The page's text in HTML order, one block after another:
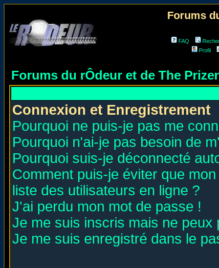
Forums
FAQ
Profil
Forums du rÔdeur et de The
Connexion et Enregistrement
Pourquoi ne puis-je pas me
Pourquoi n'ai-je pas besoin de
Pourquoi suis-je déconnecté
Comment puis-je éviter que
liste des utilisateurs en ligne ?
J'ai perdu mon mot de passe !
Je me suis inscris mais ne peux
Je me suis enregistré dans le